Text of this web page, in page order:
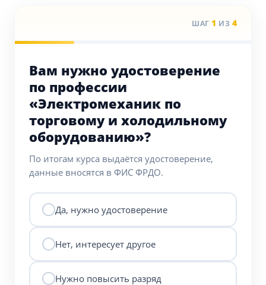
ШАГ 1 ИЗ 4
Вам нужно удостоверение
по профессии
«Электромеханик по
торговому и холодильному
оборудованию»?
По итогам курса выдаётся удостоверение,
данные вносятся в ФИС ФРДО.
Да, нужно удостоверение
Нет, интересует другое
Нужно повысить разряд